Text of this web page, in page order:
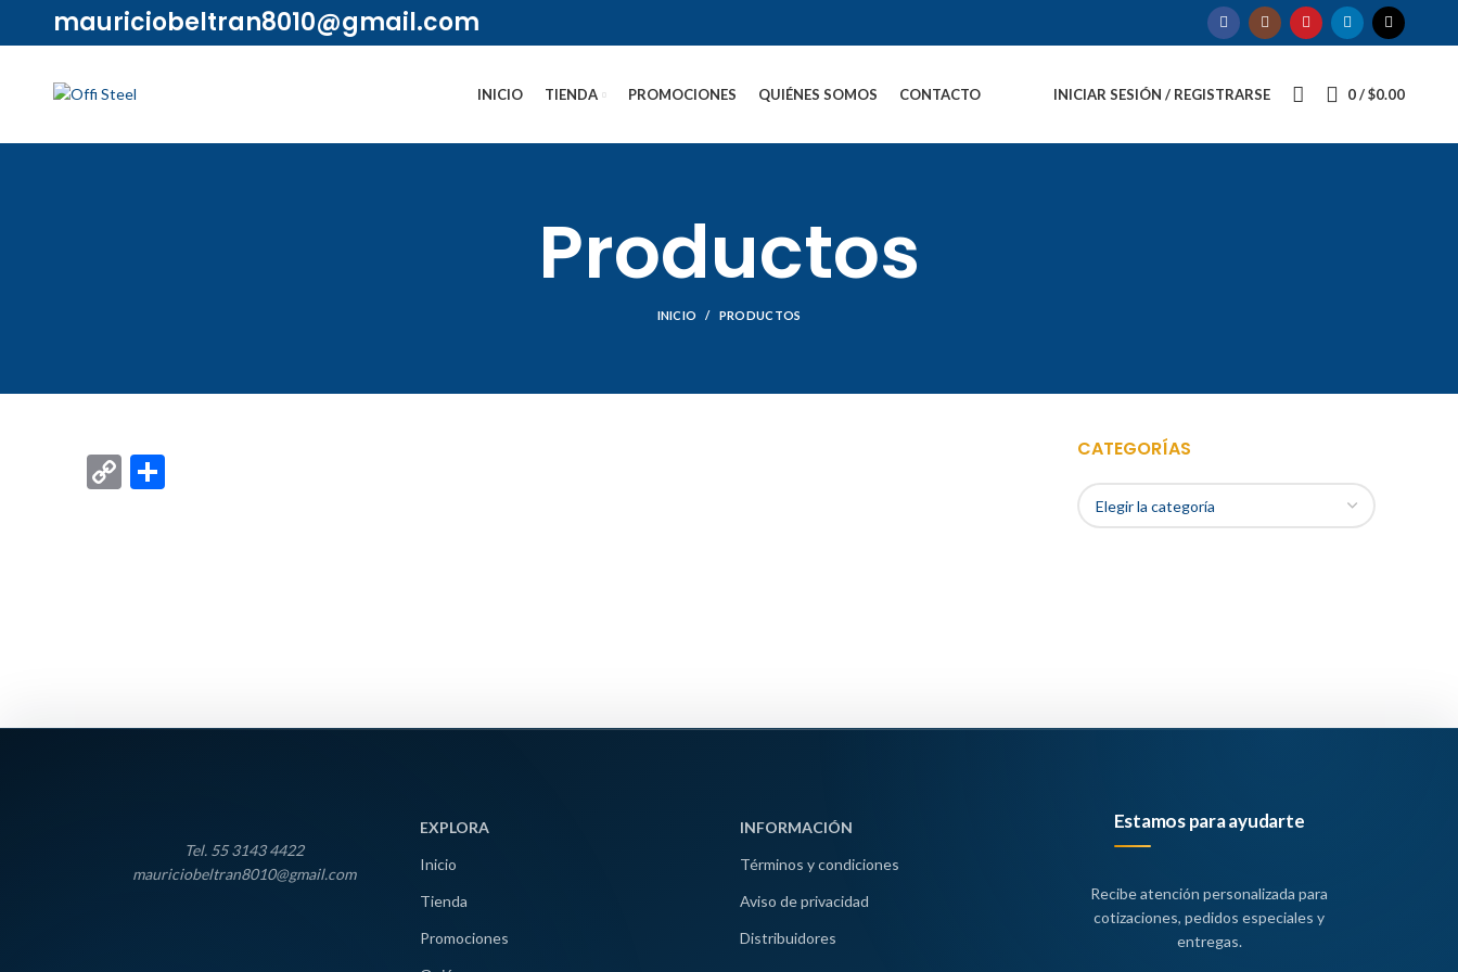
mauriciobeltran8010@gmail.com
INICIO TIENDA PROMOCIONES QUIÉNES SOMOS CONTACTO INICIAR SESIÓN / REGISTRARSE 0/ $0.00
Productos
INICIO PRODUCTOS
Copy
CATEGORÍAS
Tel. 55 3143 4422
mauriciobeltran8010@gmail.com
EXPLORA
Inicio
Tienda
Promociones
INFORMACIÓN
Términos y condiciones
Aviso de privacidad
Distribuidores
Estamos para ayudarte
Recibe atención personalizada para
cotizaciones, pedidos especiales y
entregas.